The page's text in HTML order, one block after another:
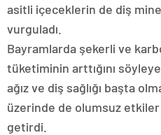
asitli içeceklerin de diş
vurguladı.
Bayramlarda şekerli ve
tüketiminin arttığını
ağız ve diş sağlığı başta
üzerinde de olumsuz
getirdi.